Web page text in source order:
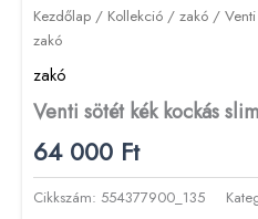
Kezdőlap / Kollekció / zakó / Venti
zakó
zakó
Venti sötét kék kockás
64 000 Ft
Cikkszám: 554377900_135